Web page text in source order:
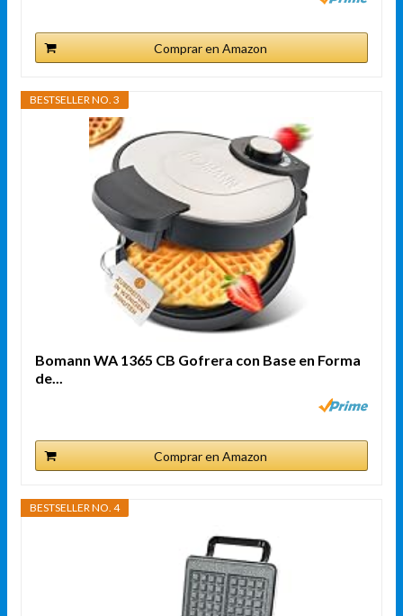
Comprar en Amazon
BESTSELLER NO. 3
Bomann WA 1365 CB Gofrera con Base en Forma
de...
Comprar en Amazon
BESTSELLER NO. 4